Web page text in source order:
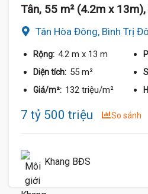
Tân, 55 m² (4.2m x
Tân Hòa Đông, Bình Trị
Rộng: 4.2 m x 13 m
Diện tích: 55 m²
Giá/m²: 132 triệu/m²
7 tỷ 500 triệu So sánh
Khang BĐS